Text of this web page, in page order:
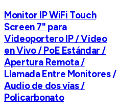
Monitor IP WiFi Touch
Screen 7" para
Videoportero IP / Vídeo
en Vivo / PoE Estándar /
Apertura Remota /
Llamada Entre Monitores /
Audio de dos vías /
Policarbonato